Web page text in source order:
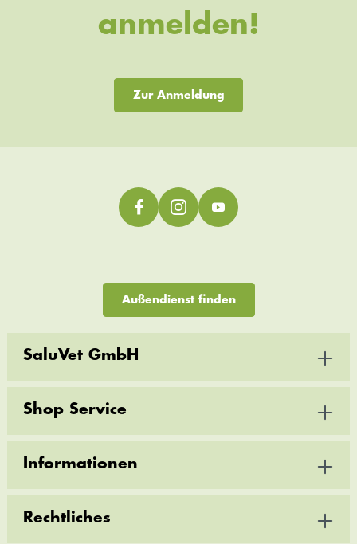
anmelden!
Zur Anmeldung
Außendienst finden
SaluVet GmbH
Shop Service
Informationen
Rechtliches